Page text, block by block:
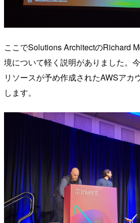
ここでSolutions ArchitectのRichard
境について軽く説明がありました。
リソースが予め作成されたAWSアカ
します。